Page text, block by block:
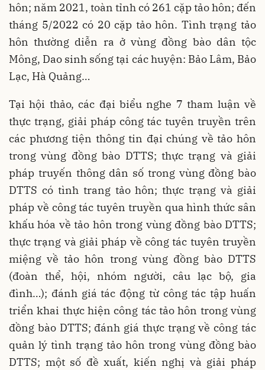
hôn; năm 2021, toàn tỉnh có 261 cặp tảo hôn; đến
tháng 5/2022 có 20 cặp tảo hôn. Tình trạng tảo
hôn thường diễn ra ở vùng đồng bào dân tộc
Mông, Dao sinh sống tại các huyện: Bảo Lâm, Bảo
Lạc, Hà Quảng…
Tại hội thảo, các đại biểu nghe 7 tham luận về
thực trạng, giải pháp công tác tuyên truyền trên
các phương tiện thông tin đại chúng về tảo hôn
trong vùng đồng bào DTTS; thực trạng và giải
pháp truyến thông dân số trong vùng đồng bào
DTTS có tình trang tảo hôn; thực trạng và giải
pháp về công tác tuyên truyền qua hình thức sân
khấu hóa về tảo hôn trong vùng đồng bào DTTS;
thực trạng và giải pháp về công tác tuyên truyền
miệng về tảo hôn trong vùng đồng bào DTTS
(đoàn thể, hội, nhóm người, câu lạc bộ, gia
đình…); đánh giá tác động từ công tác tập huấn
triển khai thực hiện công tác tảo hôn trong vùng
đồng bào DTTS; đánh giá thực trạng về công tác
quản lý tình trạng tảo hôn trong vùng đồng bào
DTTS; một số đề xuất, kiến nghị và giải pháp